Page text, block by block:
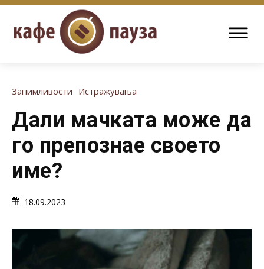
Занимливости Истражувања
Дали мачката може да
го препознае своето
име?
18.09.2023